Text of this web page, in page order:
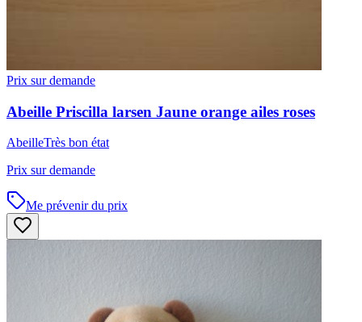
Prix sur demande
Abeille Priscilla larsen Jaune orange ailes roses
AbeilleTrès bon état
Prix sur demande
Me prévenir du prix